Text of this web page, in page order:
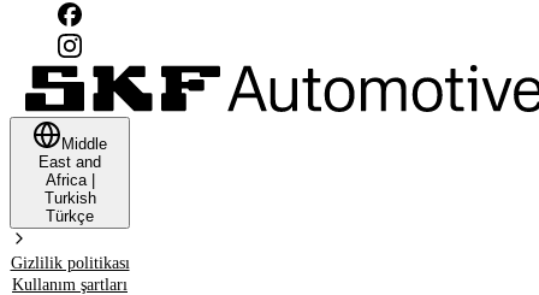
Middle
East and
Africa|
Turkish
Türkçe
Gizlilik politikası
Kullanım şartları